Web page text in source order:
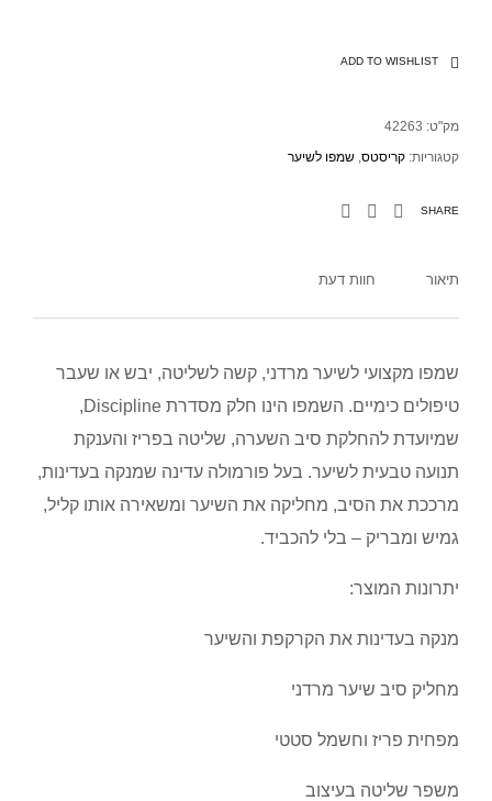
ADD TO WISHLIST
מק"ט: 42263
קטגוריות: קריסטס, שמפו לשיער
SHARE
תיאור חוות דעת
שמפו מקצועי לשיער מרדני, קשה לשליטה, יבש או שעבר
טיפולים כימיים. השמפו הינו חלק מסדרת Discipline,
שמיועדת להחלקת סיב השערה, שליטה בפריז והענקת
תנועה טבעית לשיער. בעל פורמולה עדינה שמנקה בעדינות,
מרככת את הסיב, מחליקה את השיער ומשאירה אותו קליל,
גמיש ומבריק – בלי להכביד.
יתרונות המוצר:
מנקה בעדינות את הקרקפת והשיער
מחליק סיב שיער מרדני
מפחית פריז וחשמל סטטי
משפר שליטה בעיצוב